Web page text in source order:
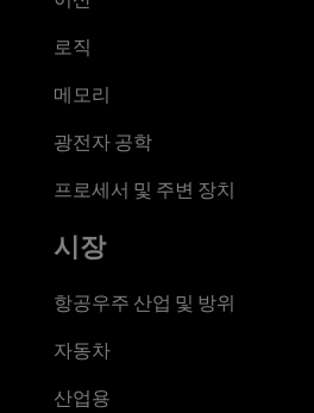
로직
메모리
광전자 공학
프로세서 및 주변 장치
시장
항공우주 산업 및 방위
자동차
산업용